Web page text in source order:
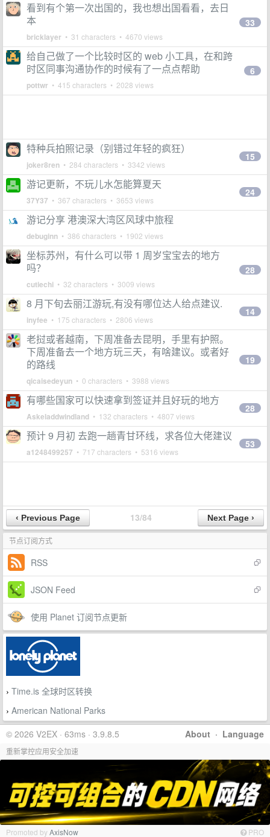
看到有个第一次出国的，我也想出国看看，去日
本
bricklayer • 31 characters • 4670 views
33
给自己做了一个比较时区的 web 小工具，在和跨
时区同事沟通协作的时候有了一点点帮助
pottwr • 415 characters • 2028 views
6
特种兵拍照记录（别错过年轻的疯狂）
joker8ren • 284 characters • 3342 views
15
游记更新，不玩儿水怎能算夏天
37Y37 • 367 characters • 3653 views
24
游记分享 港澳深大湾区风球中旅程
debuginn • 386 characters • 1902 views
坐标苏州，有什么可以带 1 周岁宝宝去的地方
吗？
cutiechi • 32 characters • 3009 views
28
8 月下旬去丽江游玩,有没有哪位达人给点建议.
inyfee • 175 characters • 2806 views
14
老挝或者越南，下周准备去昆明，手里有护照。
下周准备去一个地方玩三天，有啥建议。或者好
的路线
qicaisedeyun • 0 characters • 3988 views
19
有哪些国家可以快速拿到签证并且好玩的地方
Askeladdwindland • 132 characters • 4807 views
28
预计 9 月初 去跑一趟青甘环线，求各位大佬建议
a1248499257 • 717 characters • 5316 views
53
13/84
节点订阅方式
RSS
JSON Feed
使用 Planet 订阅节点更新
› Time.is 全球时区转换
› American National Parks
About · Language
© 2026 V2EX · 63ms · 3.9.8.5
重新掌控应用安全加速
Promoted byAxisNow PRO